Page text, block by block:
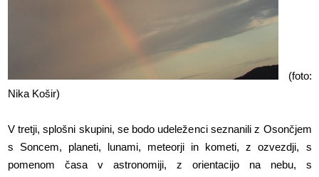
(foto:
Nika Košir)
V tretji, splošni skupini, se bodo udeleženci seznanili z Osončjem
s Soncem, planeti, lunami, meteorji in kometi, z ozvezdji, s
pomenom časa v astronomiji, z orientacijo na nebu, s